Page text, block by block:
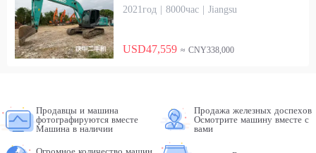
2021год | 8000час | Jiangsu
USD47,559 ≈ CNY338,000
Продавцы и машина
фотографируются вместе
Машина в наличии
Продажа железных доспехов
Осмотрите машину вместе с
вами
Огромное количество машин